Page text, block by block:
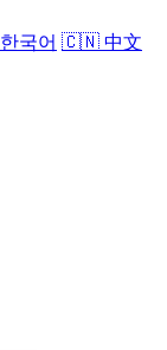
한국어 🇨🇳 中文